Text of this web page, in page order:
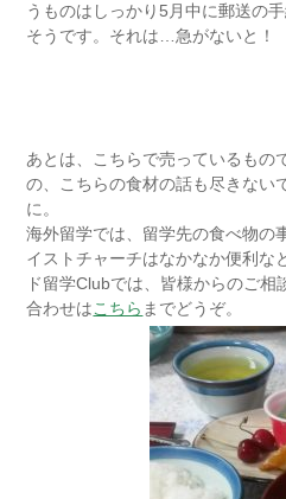
うものはしっかり5月中に郵送の
そうです。それは…急がないと！
あとは、こちらで売っているもの
の、こちらの食材の話も尽きない
に。
海外留学では、留学先の食べ物の
イストチャーチはなかなか便利な
ド留学Clubでは、皆様からのご
合わせはこちら までどうぞ。